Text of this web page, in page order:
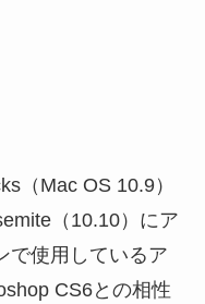
（Mac OS 10.9）
（10.10）にア
で使用しているア
CS6との相性